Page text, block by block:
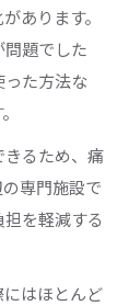
あります。
題でした
った方法な
きるため、痛
専門施設で
を軽減する
にはほとんど